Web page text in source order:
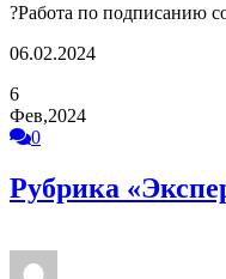
?Работа по подписанию
06.02.2024
6
Фев,2024
0
Рубрика